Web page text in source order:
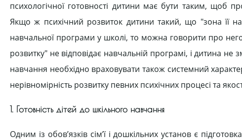
психологічної готовності дитини має бути таким, щоб
Якщо ж психічний розвиток дитини такий, що "зона її
навчальної програми у школі, то можна говорити про
розвитку" не відповідає навчальній програмі, і дитина
навчання необхідно враховувати також системний
нерівномірність розвитку певних психічних процесі та
1. Готовність дітей до шкільного навчання
Одним із обов’язків сім’ї і дошкільних установ є